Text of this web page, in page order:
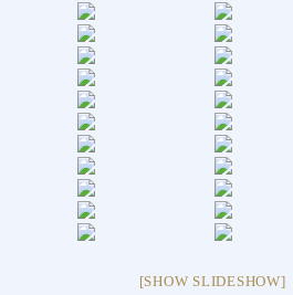
[SHOW SLIDESHOW]